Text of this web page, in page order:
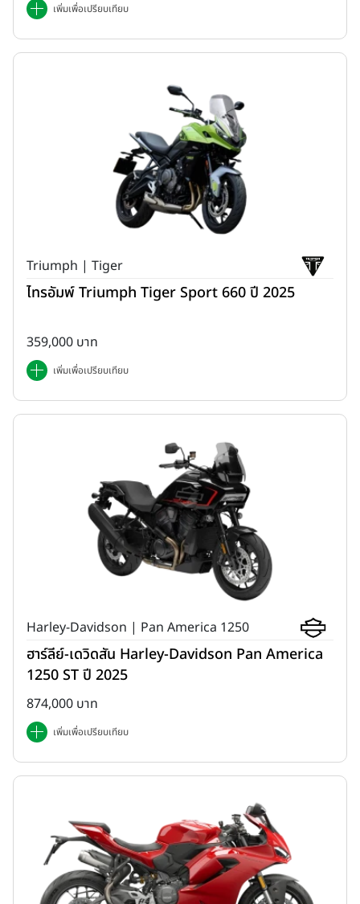
เพิ่มเพื่อเปรียบเทียบ
Triumph | Tiger
ไทรอัมพ์ Triumph Tiger Sport 660 ปี 2025
359,000 บาท
เพิ่มเพื่อเปรียบเทียบ
Harley-Davidson | Pan America 1250
ฮาร์ลีย์-เดวิดสัน Harley-Davidson Pan America
1250 ST ปี 2025
874,000 บาท
เพิ่มเพื่อเปรียบเทียบ